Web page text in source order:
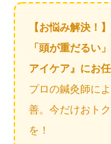
【お悩み解決！
「頭が重だるい
アイケア』にお任
プロの鍼灸師に
善。今だけおト
を！